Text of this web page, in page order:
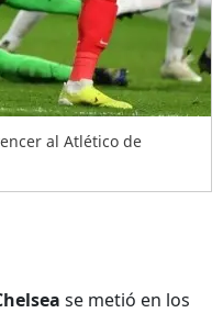
al Atlético de
se metió en los